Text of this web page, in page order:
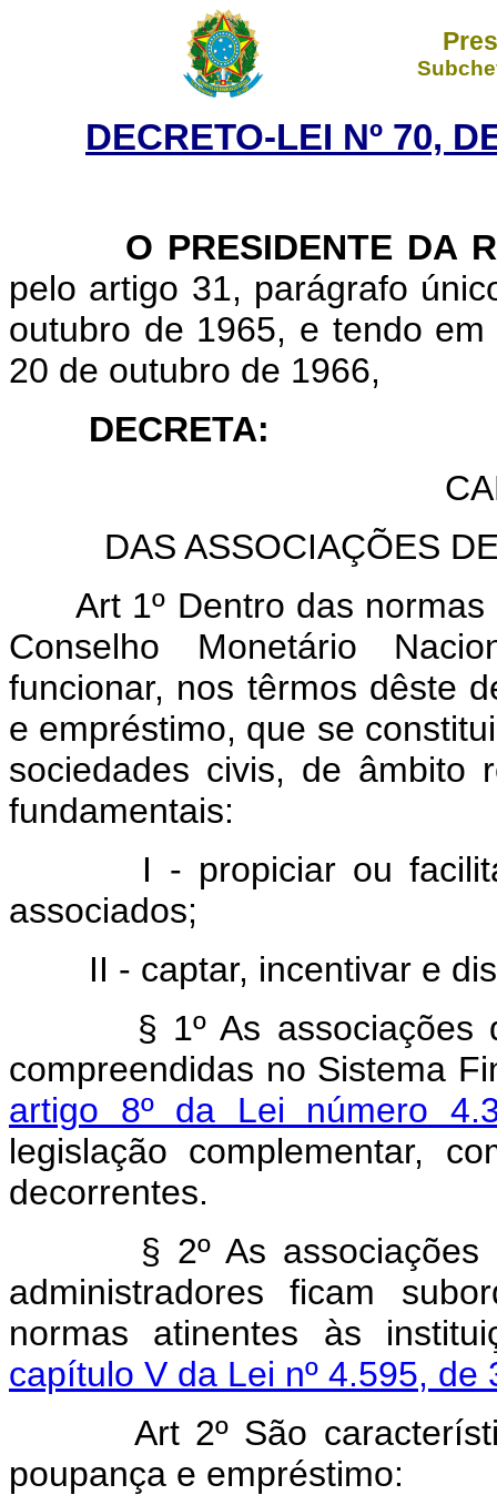
DECRETO-LEI Nº 70,
O PRESIDENTE DA
pelo artigo 31, parágrafo
outubro de 1965, e tendo
20 de outubro de 1966,
DECRETA:
DAS ASSOCIAÇÕES
Art 1º Dentro das
Conselho Monetário
funcionar, nos têrmos dêste
e empréstimo, que se
sociedades civis, de âmbito
fundamentais:
I - propiciar ou
associados;
II - captar, incentivar e
§ 1º As associações
compreendidas no Sistema
artigo 8º da Lei número
legislação complementar,
decorrentes.
§ 2º As associações
administradores ficam
normas atinentes às
capítulo V da Lei nº 4.595,
Art 2º São
poupança e empréstimo: